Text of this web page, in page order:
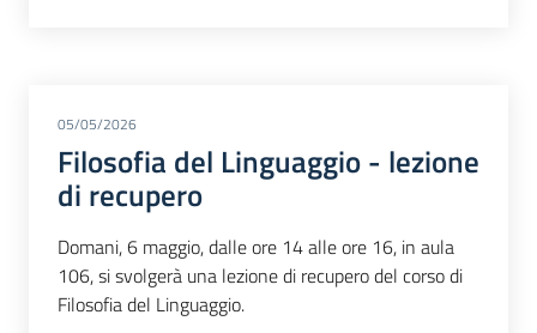
05/05/2026
Filosofia del Linguaggio - lezione
di recupero
Domani, 6 maggio, dalle ore 14 alle ore 16, in aula
106, si svolgerà una lezione di recupero del corso di
Filosofia del Linguaggio.